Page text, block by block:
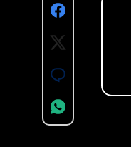
Twitter
Email